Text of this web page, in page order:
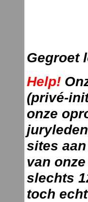
Gegroet
Help!
(privé-
onze
sites
van
slechts
toch